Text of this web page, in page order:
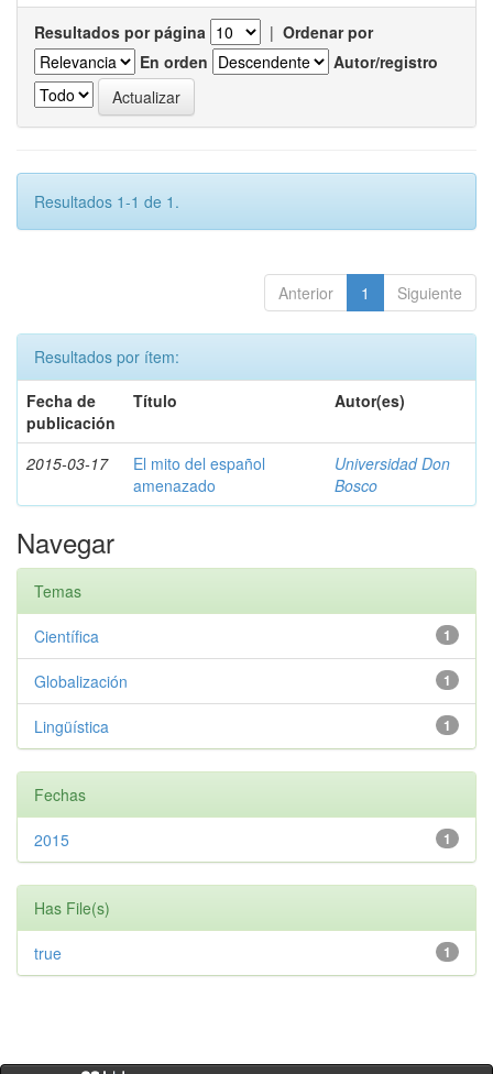
Resultados por página | Ordenar por
En orden
Autor/registro
Resultados 1-1 de 1.
Anterior 1 Siguiente
Resultados por ítem:
Fecha de
publicación
Título Autor(es)
2015-03-17
El mito del español
amenazado
Universidad Don
Bosco
Navegar
Temas
1
Científica
1
Globalización
1
Lingüística
Fechas
1
2015
Has File(s)
1
true